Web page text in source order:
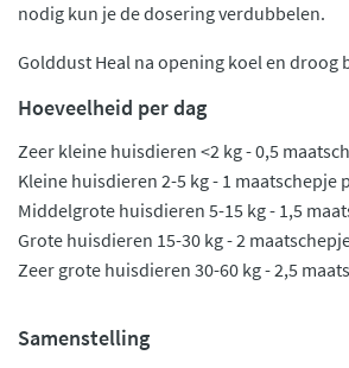
nodig kun je de dosering verdubbelen.
Golddust Heal na opening koel en droog
Hoeveelheid per dag
Zeer kleine huisdieren <2 kg - 0,5
Kleine huisdieren 2-5 kg - 1 maatschepje
Middelgrote huisdieren 5-15 kg - 1,5
Grote huisdieren 15-30 kg - 2
Zeer grote huisdieren 30-60 kg - 2,5
Samenstelling